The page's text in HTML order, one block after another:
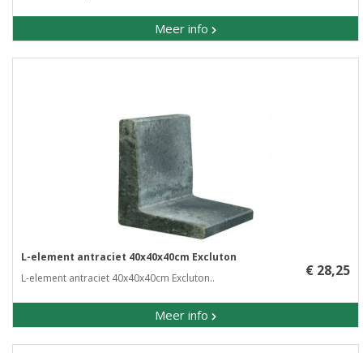
Meer info
L-element antraciet 40x40x40cm Excluton
L-element antraciet 40x40x40cm Excluton..
Meer info
€ 28,25